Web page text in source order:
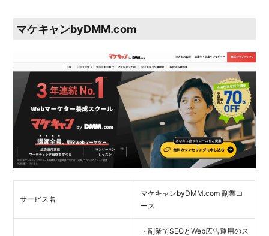
マケキャンbyDMM.com
サービス名
マケキャンbyDMM.com 副業コ
ース
・副業でSEOとWeb広告運用のス